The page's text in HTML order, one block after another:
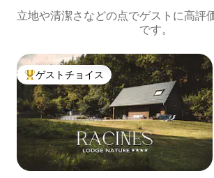
立地や清潔さなどの点でゲストに高評
です。
大好評のゲストチョイスです。
ゲストチョイス